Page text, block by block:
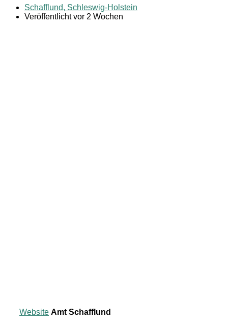
Schafflund, Schleswig-Holstein
Veröffentlicht vor 2 Wochen
Website Amt Schafflund